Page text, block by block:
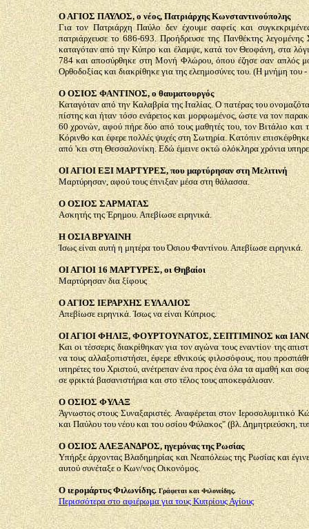
Ο ΑΓΙΟΣ ΠΑΥΛΟΣ, ο νέος, Πατριάρχης Κωνσταντινούπολης
Για τον Πατριάρχη Παύλο δεν έχουμε σαφείς και
πατριάρχευσε το 686-693. Προήδρευσε της Πανθέκτης
καταγόταν από την Κύπρο και έλαμψε, κατά τον Θεοφάνη, στα
784 και αποσύρθηκε στη Μονή Φλώρου, όπου έζησε σαν απλός
Ορθοδοξίας και διακρίθηκε για της ελεημοσύνες του. (Ημνήμη του -
Ο ΟΣΙΟΣ ΦΑΝΤΙΝΟΣ, ο θαυματουργός
Καταγόταν από την Καλαβρία της Ιταλίας.Οπατέρας του
πίστης και ήταν τόσο ενάρετος και μορφωμένος, ώστε να τον
60 χρονών, αφού πήρε δύο από τους μαθητές του, τον Βιτάλιο
Κόρινθο και έφερε πολλές ψυχές στη Σωτηρία. Κατόπιν
από 'κει στη Θεσσαλονίκη. Εδώ έμεινε οκτώ ολόκληρα χρόνια
ΟΙ ΑΓΙΟΙ ΕΞΙ ΜΑΡΤΥΡΕΣ, που μαρτύρησαν στη Μελιτινή
Μαρτύρησαν, αφούτους έπνιξαν μέσα στη θάλασσα.
Ο ΟΣΙΟΣ ΣΑΡΜΑΤΑΣ
Ασκητής της Έρημου. Απεβίωσε ειρηνικά.
Η ΟΣΙΑ ΒΡΥΑΙΝΗ
Ίσως είναι αυτήημητέρα του Όσιου Φαντίνου. Απεβίωσε ειρηνικά.
ΟΙ ΑΓΙΟΙ 16 ΜΑΡΤΥΡΕΣ,οι Θηβαίοι
Μαρτύρησαν δια ξίφους
Ο ΑΓΙΟΣ ΙΕΡΑΡΧΗΣ ΕΥΛΑΛΙΟΣ
Απεβίωσε ειρηνικά. Ίσως να είναι Κύπριος.
ΟΙ ΑΓΙΟΙ ΦΗΛΙΞ, ΦΟΥΡΤΟΥΝΑΤΟΣ, ΣΕΠΤΙΜΙΝΟΣ και
Και οι τέσσερις διακρίθηκαν για τον αγώνα τους εναντίον της
να τους αλλαξοπιστήσει, έφερε εθνικούς φιλοσόφους, που
υπηρέτες του Χριστού, ανέτρεπαν ένα προς ένα όλα τα αμαθή και
σε φρικτά βασανιστήρια και στο τέλος τους αποκεφάλισαν.
Ο ΟΣΙΟΣ ΦΥΛΑΞ
Άγνωστος στους Συναξαριστές. Αναφέρεται στονΙεροσολυμιτικό
και Παύλου του νέου και του οσίου Φύλακος" (βλ. Δημητριεύσκη,
Ο ΟΣΙΟΣ ΑΛΕΞΑΝΔΡΟΣ,ηγεμόνας της Ρωσίας
Υπήρξε άρχοντας Βλαδημηρίας και Νεαπόλεως της Ρωσίας και
αυτού συνέταξε ο Κων/νος Οικονόμος.
Ο ιερομάρτυς Φιλωνίδης.Γράφεται και Φιλονείδης.
Περισσότερα στο αφιέρωμα για τους Κυπρίους Αγίους